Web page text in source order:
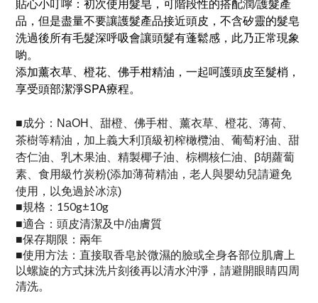
品，但是盡量不要讓護髮產品接近頭皮，不含矽靈的髮皂
洗過後所有毛髮深呼吸會讓頭髮有蓬鬆感，此乃正常現象
喲。
添加薰衣草、橙花、佛手柑精油，一起呵護頭皮至髮梢，
享受頭部潔淨SPA療程。
■成分： NaOH、甜橙、佛手柑、薰衣草、橙花、薄荷、
茶樹等精油，加上義大利頂級初榨橄欖油、葡萄籽油、甜
杏仁油、乳木果油、精製椰子油、棕櫚核仁油、β胡蘿蔔
素、食用級竹炭粉(添加薄荷精油，老人與嬰幼兒請避免
使用，以免過於冰涼)
■規格：150g±10g
■適合： 頭皮清潔及中/油膚質
■保存期限：兩年
■使用方法：直接取香皂於微濕的臉或全身各部位肌膚上
以螺旋的方式抹洗片刻後再以清水沖淨，請避開眼睛四周
清洗。